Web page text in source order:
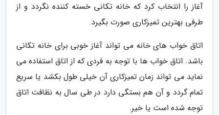
آغاز را انتخاب کرد که خانه تکانی خسته کننده نگردد و از
طرفی بهترین تمیزکاری صورت بگیرد.
اتاق خواب های خانه می تواند آغاز خوبی برای خانه تکانی
باشد. اتاق خواب ها با توجه به فردی که از اتاق استفاده می
نماید می تواند زمان تمیزکاری آن خیلی طول بکشد یا سریع
تمام گردد و آن هم بستگی دارد در طی سال به نظافت اتاق
توجه شده است یا خیر.